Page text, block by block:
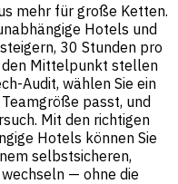
mehr für große Ketten.
Hotels und
30 Stunden pro
den Mittelpunkt stellen
Audit, wählen Sie ein
passt, und
Mit den richtigen
Hotels können Sie
selbstsicheren,
— ohne die